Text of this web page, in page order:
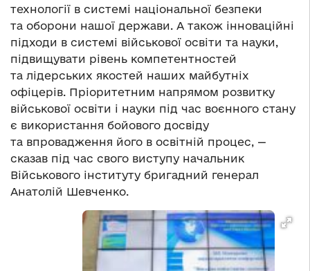
технології в системі національної безпеки
та оборони нашої держави. А також інноваційні
підходи в системі військової освіти та науки,
підвищувати рівень компетентностей
та лідерських якостей наших майбутніх
офіцерів. Пріоритетним напрямом розвитку
військової освіти і науки під час воєнного стану
є використання бойового досвіду
та впровадження його в освітній процес, —
сказав під час свого виступу начальник
Військового інституту бригадний генерал
Анатолій Шевченко.